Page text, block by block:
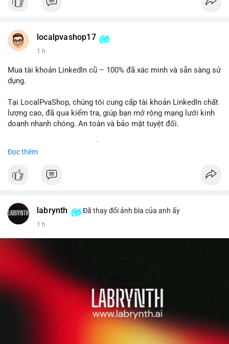
localpvashop17
1 h
Mua tài khoản LinkedIn cũ – 100% đã xác minh và sẵn sàng sử
dụng.
Tại LocalPvaShop, chúng tôi cung cấp tài khoản LinkedIn chất
lượng cao, đã qua kiểm tra, giúp bạn mở rộng mạng lưới kinh
doanh nhanh chóng. An toàn và bảo mật tuyệt đối.
✅ Phản hồi trong 24 giờ
✅ Email: localpvashop@gmail.com
Đọc thêm
labrynth Đã thay đổi ảnh bìa của anh ấy
1 h